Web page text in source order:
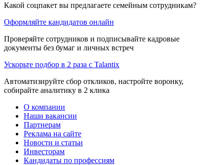
Какой соцпакет вы предлагаете семейным сотрудникам?
Оформляйте кандидатов онлайн
Проверяйте сотрудников и подписывайте кадровые
документы без бумаг и личных встреч
Ускорьте подбор в 2 раза с Talantix
Автоматизируйте сбор откликов, настройте воронку,
собирайте аналитику в 2 клика
О компании
Наши вакансии
Партнерам
Реклама на сайте
Новости и статьи
Инвесторам
Кандидаты по профессиям